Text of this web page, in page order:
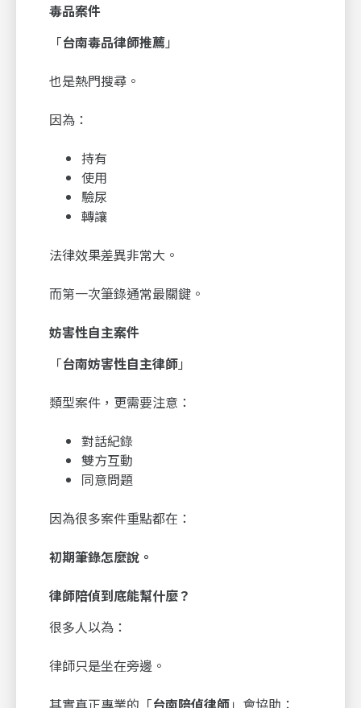
毒品案件
「台南毒品律師推薦」
也是熱門搜尋。
因為：
持有
使用
驗尿
轉讓
法律效果差異非常大。
而第一次筆錄通常最關鍵。
妨害性自主案件
「台南妨害性自主律師」
類型案件，更需要注意：
對話紀錄
雙方互動
同意問題
因為很多案件重點都在：
初期筆錄怎麼說。
律師陪偵到底能幫什麼？
很多人以為：
律師只是坐在旁邊。
其實真正專業的「台南陪偵律師」會協助：